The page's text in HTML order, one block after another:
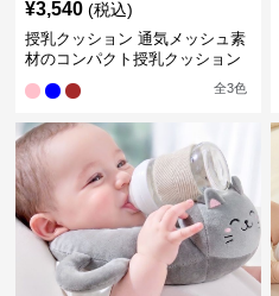
¥3,540 (税込)
授乳クッション 通気メッシュ素
材のコンパクト授乳クッション
全3色